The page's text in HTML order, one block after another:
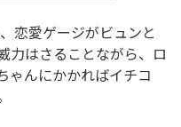
恋愛ゲージがビュンと
力はさることながら、ロ
ゃんにかかればイチコ